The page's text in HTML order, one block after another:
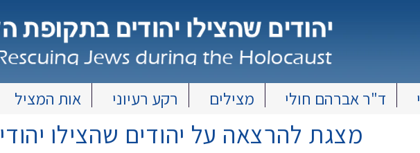
אות המציל רקע רעיוני מצילים ד"ר אברהם חולי
מצגת להרצאה על יהודים שהצילו